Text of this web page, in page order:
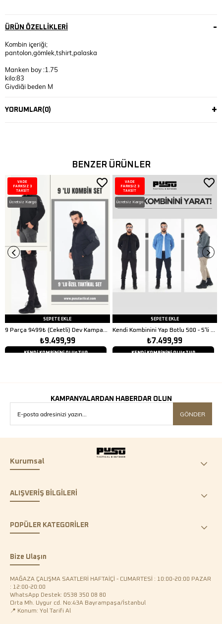
ÜRÜN ÖZELLIKLERI
Kombin içeriği;
pantolon,gömlek,tshirt,palaska
Manken boy :1.75
kilo:83
Giydiği beden M
YORUMLAR(0)
BENZER ÜRÜNLER
SEPETE EKLE
9 Parça 9499₺ (Ceketli) Dev Kampanya
₺9.499,99
KENDİ KOMBİNİNİ OLUŞTUR
VADE
FARKSIZ 3
TAKSİT
Ücretsiz Kargo
SEPETE EKLE
Kendi Kombinini Yap Botlu 500 - 5'li Set
₺7.499,99
KENDİ KOMBİNİNİ OLUŞTUR
VADE
FARKSIZ 3
TAKSİT
Ücretsiz Kargo
KAMPANYALARDAN HABERDAR OLUN
GÖNDER
Kurumsal
ALIŞVERİŞ BİLGİLERİ
POPÜLER KATEGORİLER
Bize Ulaşın
MAĞAZA ÇALIŞMA SAATLERİ HAFTAİÇİ - CUMARTESİ : 10:00-20:00 PAZAR
: 12:00-20:00
WhatsApp Destek: 0538 350 08 80
Orta Mh. Uygur cd. No:43A Bayrampaşa/İstanbul
📍 Konum: Yol Tarifi Al